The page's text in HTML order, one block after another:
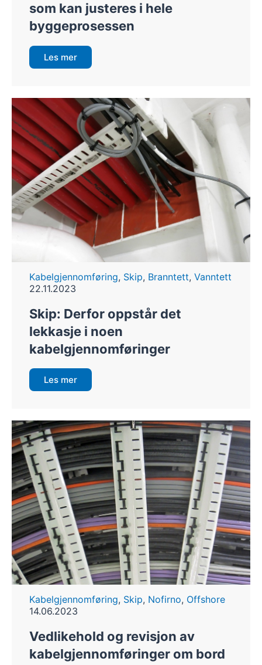
som kan justeres i hele
byggeprosessen
Les mer
Kabelgjennomføring, Skip, Branntett, Vanntett
22.11.2023
Skip: Derfor oppstår det
lekkasje i noen
kabelgjennomføringer
Les mer
Kabelgjennomføring, Skip, Nofirno, Offshore
14.06.2023
Vedlikehold og revisjon av
kabelgjennomføringer om bord